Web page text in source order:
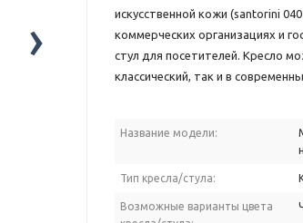
›
искусственной кожи (santorini
коммерческих организациях и
стул для посетителей. Кресло
классический, так и в
Название модели:
Тип кресла/стула:
Возможные варианты цвета